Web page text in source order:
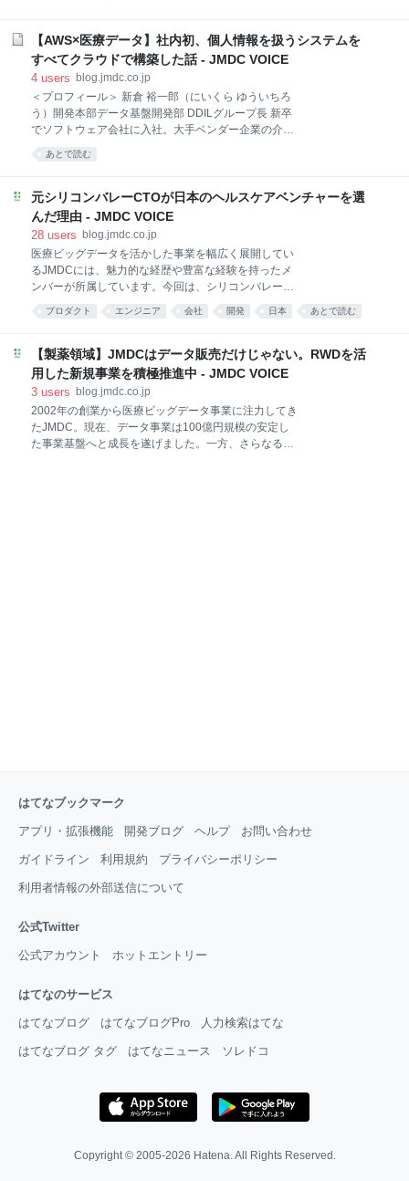
たこと ーーコンサルティングファーム出身とうかがい
ました。前職での業務内容や学んだことを教えてくだ
さい。 製薬企業や政府向けのプロジェクトにアサイン
される
タを用いたコンサルティング事業」もその1つ。今ま
で以上にリアルワールドデータを事業に活用いただく
べく、さまざまなアプローチから製薬企業に伴走して
います。今回はコンサルティング部でチームリーダー
を務める野本さんに、今チャレンジしていることや事
業のやりがいを聞きました。 ＜プロフィール＞ 野本
ルティング部 プリンシパル 大阪大学人間科学部卒業
心に幅広い業界のトップ企業に対して全社戦略策定や
組織変革などのコンサルティングを提供。同社でエン
ゲージメント・
【AWS×医療データ】社内初、個人情報を扱うシステムを
すべてクラウドで構築した話 - JMDC VOICE
4 users blog.jmdc.co.jp
＜プロフィール＞ 新倉 裕一郎（にいくら ゆういちろ
う）開発本部データ基盤開発部 DDILグループ長 新卒
でソフトウェア会社に入社。大手ベンダー企業の介護
パッケージソフト製造などの開発業務に従事。その
後、SaaS型CRMサービスを展開するベンチャー企業
JMDC）入社。レセプトDWHシステムを担当し、2度
のリプレイスを経験。現在はレセプトDWHシステムの
保守開発や、クラウド環境でのシステム開発を行い、
事：大規模システムのリプレイスを2度経験したPMが
語るシステム移行プロジェクトで重要なこと - JMDC
VOICE 調剤薬局のデータを整備するDWHシステムを
開発 ――新倉さんが開発を担当した調剤システムと
あとで読む
元シリコンバレーCTOが日本のヘルスケアベンチャーを選
んだ理由 - JMDC VOICE
28 users blog.jmdc.co.jp
医療ビッグデータを活かした事業を幅広く展開してい
るJMDCには、魅力的な経歴や豊富な経験を持ったメ
ンバーが所属しています。今回は、シリコンバレーの
スタートアップ企業でCTOを務めた小原さんにインタ
ビューを実施。JMDCへの転職を決断した理由やシリ
きました。 ＜プロフィール＞ 小原 大樹（こはら だい
き） 新卒でITコンサルティング事業を行うフューチャ
ーアーキテクトに入社。その後、アメリカに渡り、シ
ロからのプロダクト開発や多国籍メンバーのマネジメ
ントに奔走した。2021年9月にJMDCに入社し、2022
年4月からユーザープラットフォーム開発部の部長に
プロダクト エンジニア 会社 開発 日本 あとで読む
【製薬領域】JMDCはデータ販売だけじゃない。RWDを活
用した新規事業を積極推進中 - JMDC VOICE
3 users blog.jmdc.co.jp
2002年の創業から医療ビッグデータ事業に注力してき
たJMDC。現在、データ事業は100億円規模の安定し
た事業基盤へと成長を遂げました。一方、さらなる成
はてなブックマーク
アプリ・拡張機能 開発ブログ ヘルプ お問い合わせ
ガイドライン 利用規約 プライバシーポリシー
利用者情報の外部送信について
公式Twitter
公式アカウント ホットエントリー
はてなのサービス
はてなブログ はてなブログPro 人力検索はてな
はてなブログ タグ はてなニュース ソレドコ
Copyright © 2005-2026 Hatena. All Rights Reserved.